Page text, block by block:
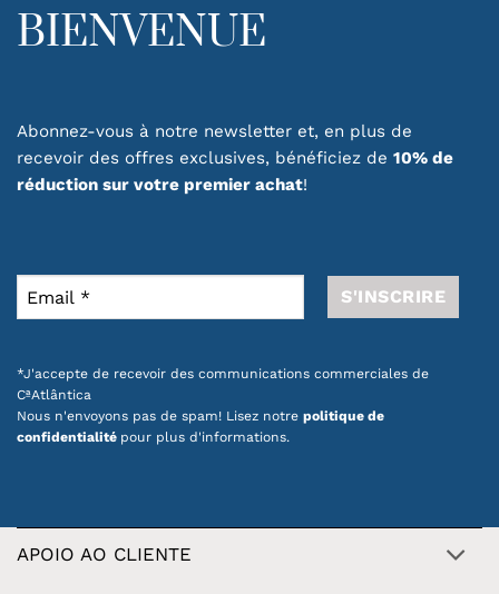
BIENVENUE
Abonnez-vous à notre newsletter et, en plus de
recevoir des offres exclusives, bénéficiez de 10% de
réduction sur votre premier achat!
*J'accepte de recevoir des communications commerciales de
CªAtlântica
Nous n'envoyons pas de spam! Lisez notre politique de
confidentialité pour plus d'informations.
APOIO AO CLIENTE